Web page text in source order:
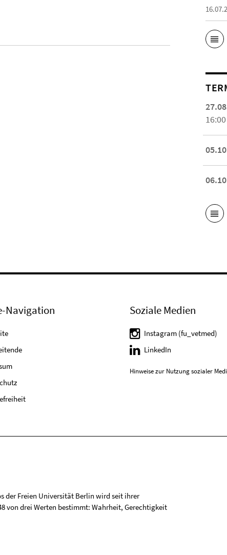
16:00
Navigation Soziale Medien
Instagram (fu_vetmed)
LinkedIn
Hinweise zur Nutzung sozialer
der Freien Universität Berlin wird seit ihrer
von drei Werten bestimmt: Wahrheit, Gerechtigkeit